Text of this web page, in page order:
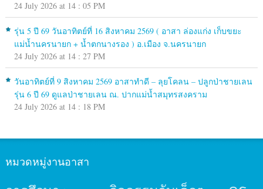
24 July 2026 at 14 : 05 PM
รุ่น 5 ปี 69 วันอาทิตย์ที่ 16 สิงหาคม 2569 ( อาสา ล่องแก่ง เก็บขยะ
แม่น้ำนครนายก + น้ำตกนางรอง ) อ.เมือง จ.นครนายก
24 July 2026 at 14 : 27 PM
วันอาทิตย์ที่ 9 สิงหาคม 2569 อาสาทำดี – ลุยโคลน – ปลูกป่าชายเลน
รุ่น 6 ปี 69 ดูแลป่าชายเลน ณ. ปากแม่น้ำสมุทรสงคราม
24 July 2026 at 14 : 18 PM
หมวดหมู่งานอาสา